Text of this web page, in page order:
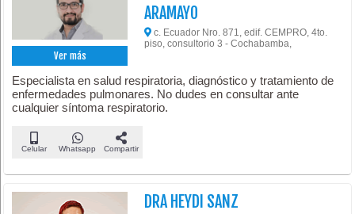
Ver más
ARAMAYO
c. Ecuador Nro. 871, edif. CEMPRO, 4to.
piso, consultorio 3 - Cochabamba,
Especialista en salud respiratoria, diagnóstico y tratamiento de
enfermedades pulmonares. No dudes en consultar ante
cualquier síntoma respiratorio.
Celular Whatsapp Compartir
DRA HEYDI SANZ